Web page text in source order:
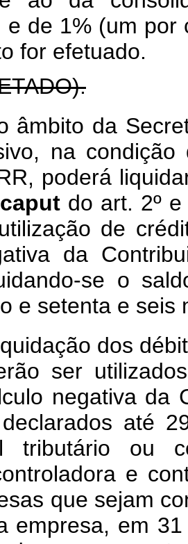
e de 1% (um
for efetuado.
âmbito da
na
poderá
caput do art. 2º
de
da
se o
e setenta e
dos
ser
negativa da
até
tributário ou
e
que sejam
empresa, em